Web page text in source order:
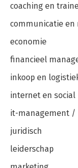
coaching en
communicatie en
economie
financieel
inkoop en
internet en social
it-management /
juridisch
leiderschap